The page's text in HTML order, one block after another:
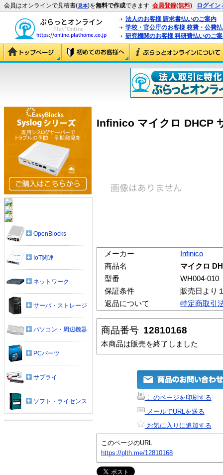
会員はオンラインで見積書(見本)を無料で作成できます 会員登録(無料) ログイン
法人のお客様 請求書払いのご案内
学校・官公庁のお客様 校費・公費
研究機関のお客様 科研費払いのご
Infinico マイクロ DHCP
メーカー
Infinico
商品名
マイクロ
型番
WH004-010
保証条件
販売日より
返品について
特定商取引
商品番号 12810168
本商品は販売を終了しました
このページを印刷する
メールでURLを送る
お気に入りに追加する
このページのURL
https://plth.me/12810168
OpenBlocks
IoT関連
ネットワーク
サーバ・ストレージ
パソコン・周辺機器
PCパーツ
サプライ
ソフト・ライセンス